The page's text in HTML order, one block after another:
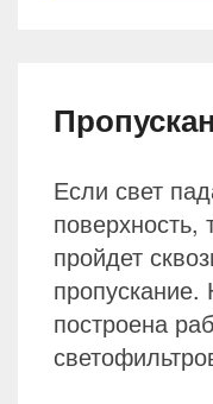
Если свет
поверхность,
пройдет
построена